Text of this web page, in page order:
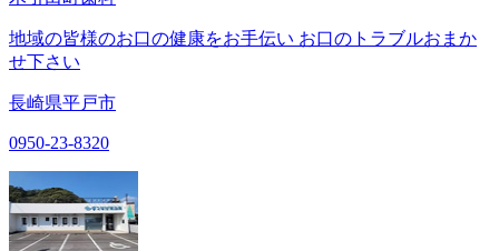
地域の皆様のお口の健康をお手伝い お口のトラブルおまか
せ下さい
長崎県平戸市
0950-23-8320